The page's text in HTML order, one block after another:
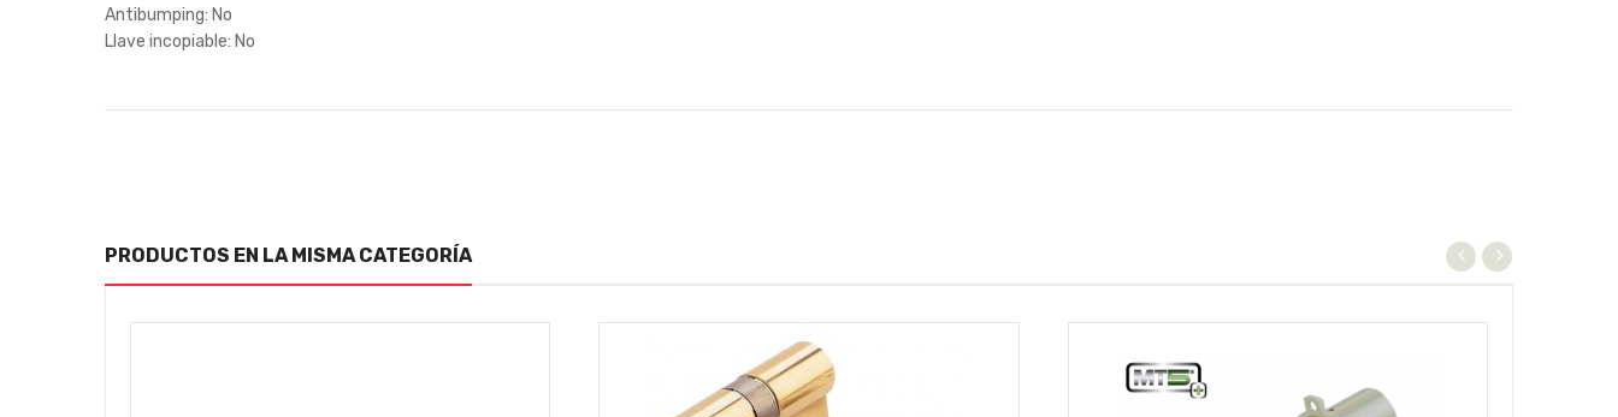
Antibumping: No
Llave incopiable: No
PRODUCTOS EN LA MISMA CATEGORÍA